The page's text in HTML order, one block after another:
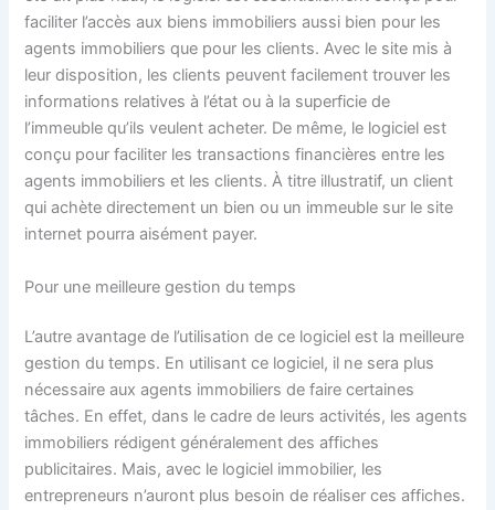
faciliter l’accès aux biens immobiliers aussi bien pour les
agents immobiliers que pour les clients. Avec le site mis à
leur disposition, les clients peuvent facilement trouver les
informations relatives à l’état ou à la superficie de
l’immeuble qu’ils veulent acheter. De même, le logiciel est
conçu pour faciliter les transactions financières entre les
agents immobiliers et les clients. À titre illustratif, un client
qui achète directement un bien ou un immeuble sur le site
internet pourra aisément payer.
Pour une meilleure gestion du temps
L’autre avantage de l’utilisation de ce logiciel est la meilleure
gestion du temps. En utilisant ce logiciel, il ne sera plus
nécessaire aux agents immobiliers de faire certaines
tâches. En effet, dans le cadre de leurs activités, les agents
immobiliers rédigent généralement des affiches
publicitaires. Mais, avec le logiciel immobilier, les
entrepreneurs n’auront plus besoin de réaliser ces affiches.